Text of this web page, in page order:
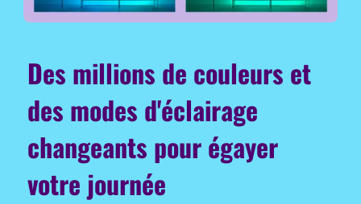
Des millions de couleurs et
des modes d'éclairage
changeants pour égayer
votre journée